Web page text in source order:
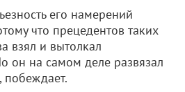
его намерений
что прецедентов таких
взял и вытолкал
он на самом деле развязал
побеждает.